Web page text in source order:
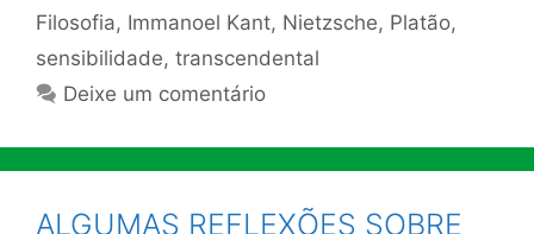
Filosofia, Immanoel Kant, Nietzsche, Platão,
sensibilidade, transcendental
Deixe um comentário
ALGUMAS REFLEXÕES SOBRE